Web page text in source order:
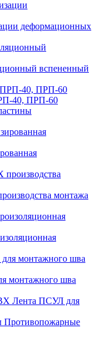
деформационных
вспененный
40, ПРП-60
монтажа
монтажного шва
Лента ПСУЛ для
Противопожарные